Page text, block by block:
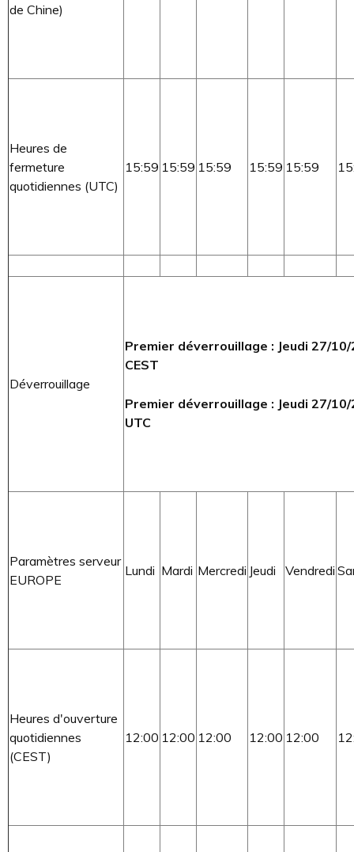
de Chine)
Heures de
fermeture
quotidiennes (UTC)
15:59 15:59 15:59 15:59 15:59
Déverrouillage
Premier déverrouillage : Jeudi 27/
CEST
Premier déverrouillage : Jeudi 27/
UTC
Paramètres serveur
EUROPE
Lundi Mardi Mercredi Jeudi Vendredi
Heures d'ouverture
quotidiennes
(CEST)
12:00 12:00 12:00 12:00 12:00